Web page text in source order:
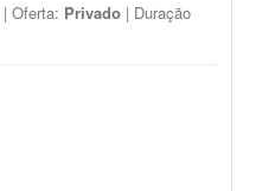
| Oferta: Privado | Duração